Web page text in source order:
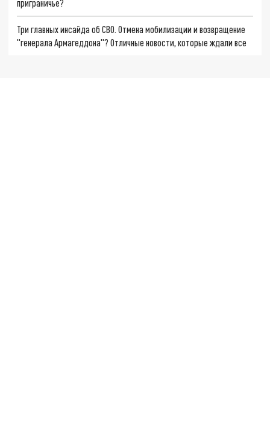
приграничье?
Три главных инсайда об СВО. Отмена мобилизации и возвращение
"генерала Армагеддона"? Отличные новости, которые ждали все